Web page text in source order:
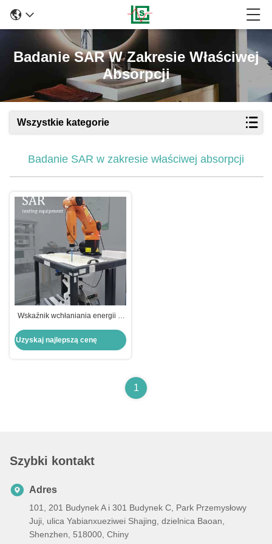
Badanie SAR W Zakresie Właściwej
Absorpcji
Wszystkie kategorie
Badanie SAR w zakresie właściwej absorpcji
Wskaźnik wchłaniania energii w
Uzyskaj najlepszą cenę
1
Szybki kontakt
Adres
101, 201 Budynek A i 301 Budynek C, Park Przemysłowy
Juji, ulica Yabianxueziwei Shajing, dzielnica Baoan,
Shenzhen, 518000, Chiny